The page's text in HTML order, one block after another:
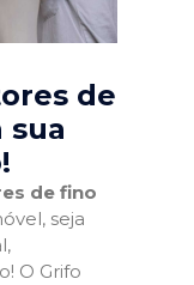
de
sua
de fino
seja
O Grifo